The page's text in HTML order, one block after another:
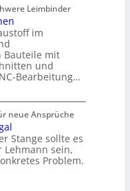
Leimbinder
im
Bauteile mit
und
Bearbeitung…
neue Ansprüche
Stange sollte es
Lehmann sein,
Problem.